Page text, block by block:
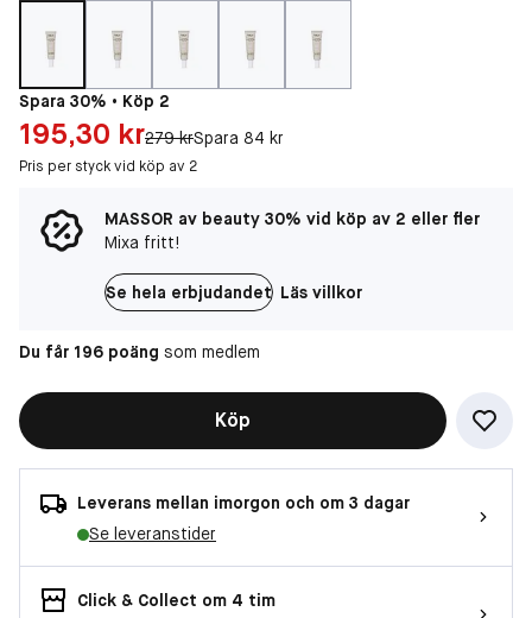
Spara 30% • Köp 2
Pris: 195,30 kr
195,30 krOriginal pris:
279 krSpara 84 kr
Pris per styck vid köp av 2
MASSOR av beauty 30% vid köp av 2 eller fler
Mixa fritt!
Se hela erbjudandet Läs villkor
Du får 196 poäng som medlem
Köp
Leverans mellan imorgon och om 3 dagar
Se leveranstider
Click & Collect om 4 tim